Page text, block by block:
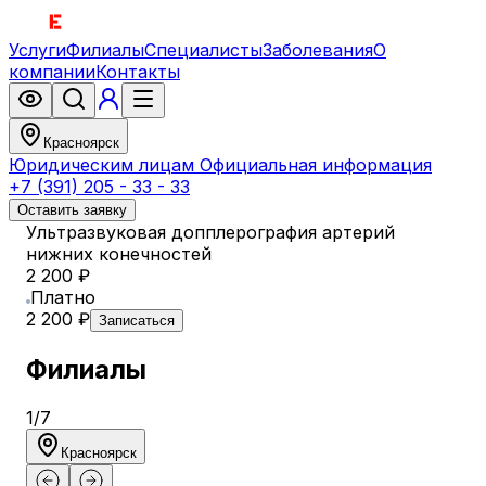
УслугиФилиалыСпециалистыЗаболеванияО
компанииКонтакты
Красноярск
Юридическим лицам Официальная информация
+7 (391) 205 - 33 - 33
Оставить заявку
Ультразвуковая допплерография артерий
нижних конечностей
2 200 ₽
Платно
2 200 ₽ Записаться
Филиалы
1/7
Красноярск